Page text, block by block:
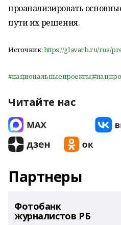
проанализировать
пути их решения.
Источник:https://glavarb.ru/rus/
#национальныепроекты;
Читайте нас
Партнеры
Фотобанк
журналистов РБ